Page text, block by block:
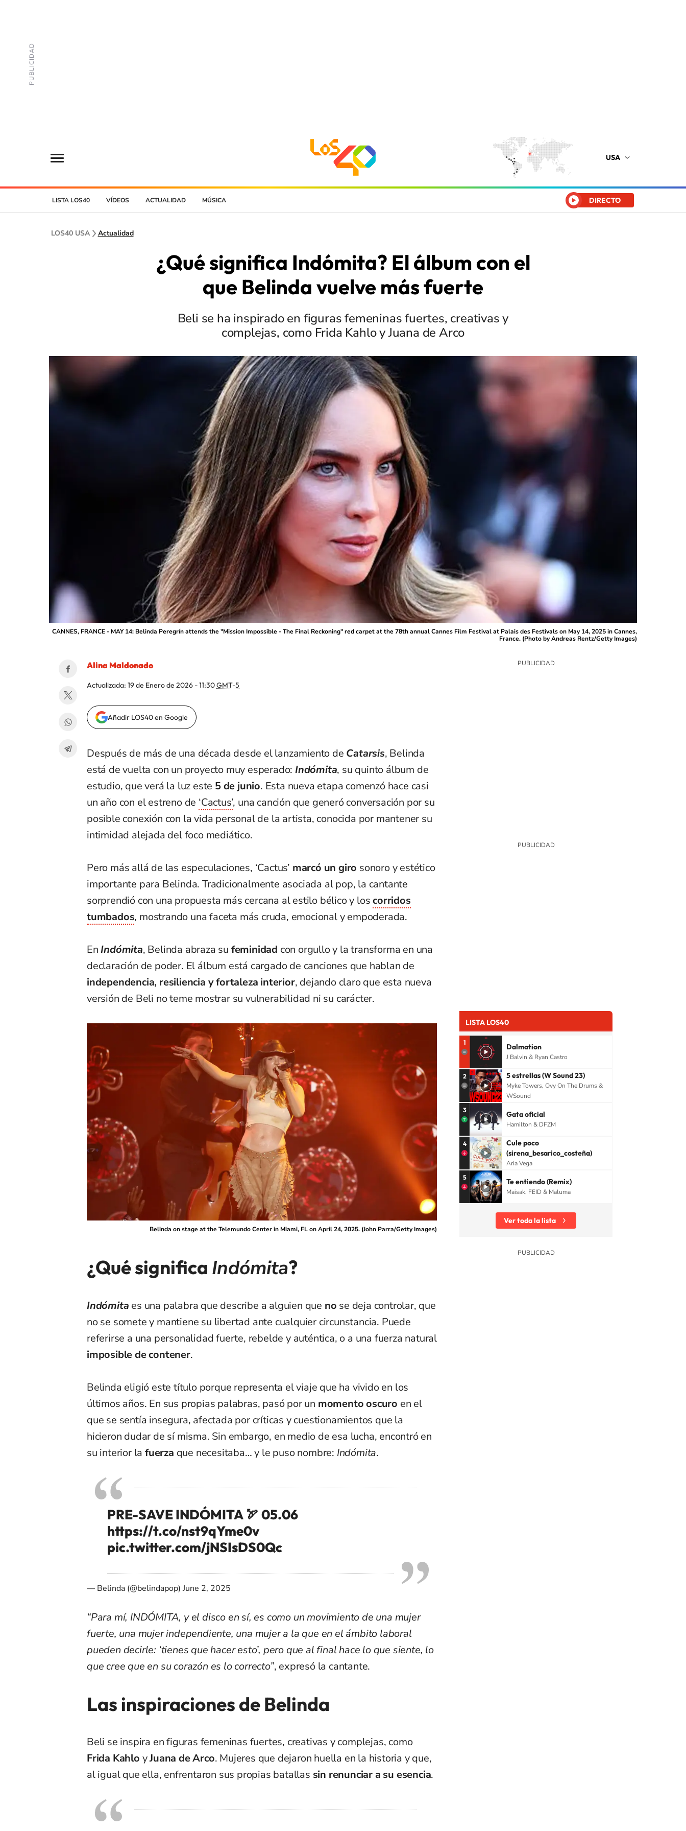
USA
LISTA LOS40 VÍDEOS ACTUALIDAD MÚSICA DIRECTO
LOS40 USA Actualidad
¿Qué significa Indómita? El álbum con el
que Belinda vuelve más fuerte
Beli se ha inspirado en figuras femeninas fuertes, creativas y
complejas, como Frida Kahlo y Juana de Arco
CANNES, FRANCE - MAY 14: Belinda Peregrín attends the "Mission Impossible - The Final Reckoning" red carpet at the 78th annual Cannes Film Festival at Palais des Festivals on May 14, 2025 in Cannes,
France. (Photo by Andreas Rentz/Getty Images)
Alina Maldonado
Actualizada: 19 de Enero de 2026 - 11:30GMT-5
Añadir LOS40 en Google
Después de más de una década desde el lanzamiento de Catarsis, Belinda
está de vuelta con un proyecto muy esperado: Indómita, su quinto álbum de
estudio, que verá la luz este 5 de junio. Esta nueva etapa comenzó hace casi
un año con el estreno de ‘Cactus’, una canción que generó conversación por su
posible conexión con la vida personal de la artista, conocida por mantener su
intimidad alejada del foco mediático.
Pero más allá de las especulaciones, ‘Cactus’ marcó un giro sonoro y estético
importante para Belinda. Tradicionalmente asociada al pop, la cantante
sorprendió con una propuesta más cercana al estilo bélico y loscorridos
tumbados, mostrando una faceta más cruda, emocional y empoderada.
EnIndómita, Belinda abraza su feminidad con orgullo y la transforma en una
declaración de poder. El álbum está cargado de canciones que hablan de
independencia, resiliencia y fortaleza interior, dejando claro que esta nueva
versión de Beli no teme mostrar su vulnerabilidad ni su carácter.
Belinda on stage at the Telemundo Center in Miami, FL on April 24, 2025. (John Parra/Getty Images)
¿Qué significa Indómita?
Indómita es una palabra que describe a alguien que no se deja controlar, que
no se somete y mantiene su libertad ante cualquier circunstancia. Puede
referirse a una personalidad fuerte, rebelde y auténtica, o a una fuerza natural
imposible de contener.
Belinda eligió este título porque representa el viaje que ha vivido en los
últimos años. En sus propias palabras, pasó por un momento oscuro en el
que se sentía insegura, afectada por críticas y cuestionamientos que la
hicieron dudar de sí misma. Sin embargo, en medio de esa lucha, encontró en
su interior lafuerza que necesitaba… y le puso nombre: Indómita.
PRE-SAVE INDÓMITA 🏹 05.06
https://t.co/nst9qYme0v
pic.twitter.com/jNSIsDS0Qc
— Belinda (@belindapop)June 2, 2025
“Para mí, INDÓMITA, y el disco en sí, es como un movimiento de una mujer
fuerte, una mujer independiente, una mujer a la que en el ámbito laboral
pueden decirle: ‘tienes que hacer esto’, pero que al final hace lo que siente, lo
que cree que en su corazón es lo correcto”, expresó la cantante.
Las inspiraciones de Belinda
Beli se inspira en figuras femeninas fuertes, creativas y complejas, como
Frida Kahlo yJuana de Arco. Mujeres que dejaron huella en la historia y que,
al igual que ella, enfrentaron sus propias batallas sin renunciar a su esencia.
LISTA LOS40
1 Dalmation
J Balvin & Ryan Castro
2 5 estrellas (W Sound 23)
Myke Towers, Ovy On The Drums &
WSound
3 Gata oficial
Hamilton & DFZM
4
Cule poco
(sirena_besarico_costeña)
Aria Vega
5 Te entiendo (Remix)
Maisak, FEID & Maluma
Ver toda la lista